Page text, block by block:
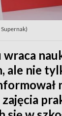
ale nie